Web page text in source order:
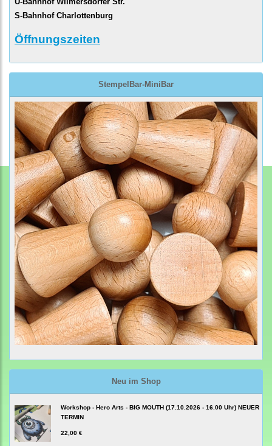
S-Bahnhof Charlottenburg
Öffnungszeiten
StempelBar-MiniBar
Neu im Shop
Workshop - Hero Arts - BIG MOUTH (17.10.2026 - 16.00 Uhr) NEUER
TERMIN
22,00 €